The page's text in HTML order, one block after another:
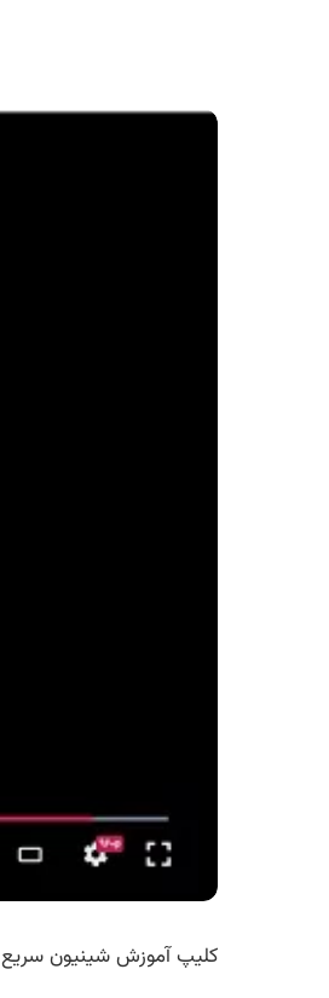
کلیپ آموزش شینیون سریع